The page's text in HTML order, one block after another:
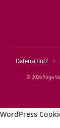
© 2026 Yoga
Datenschutz
WordPress